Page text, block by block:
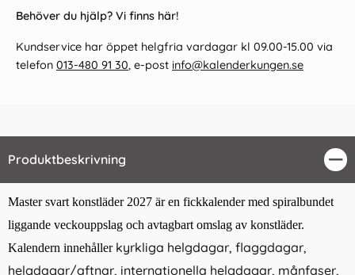
Behöver du hjälp? Vi finns här!
Kundservice har öppet helgfria vardagar kl 09.00-15.00 via
telefon 013-480 91 30, e-post info@kalenderkungen.se
Produktbeskrivning
Master svart konstläder 2027 är en fickkalender med spiralbundet
liggande veckouppslag och avtagbart omslag av konstläder.
Kalendern innehåller kyrkliga helgdagar, flaggdagar,
helgdagar/aftnar, internationella helgdagar, månfaser,